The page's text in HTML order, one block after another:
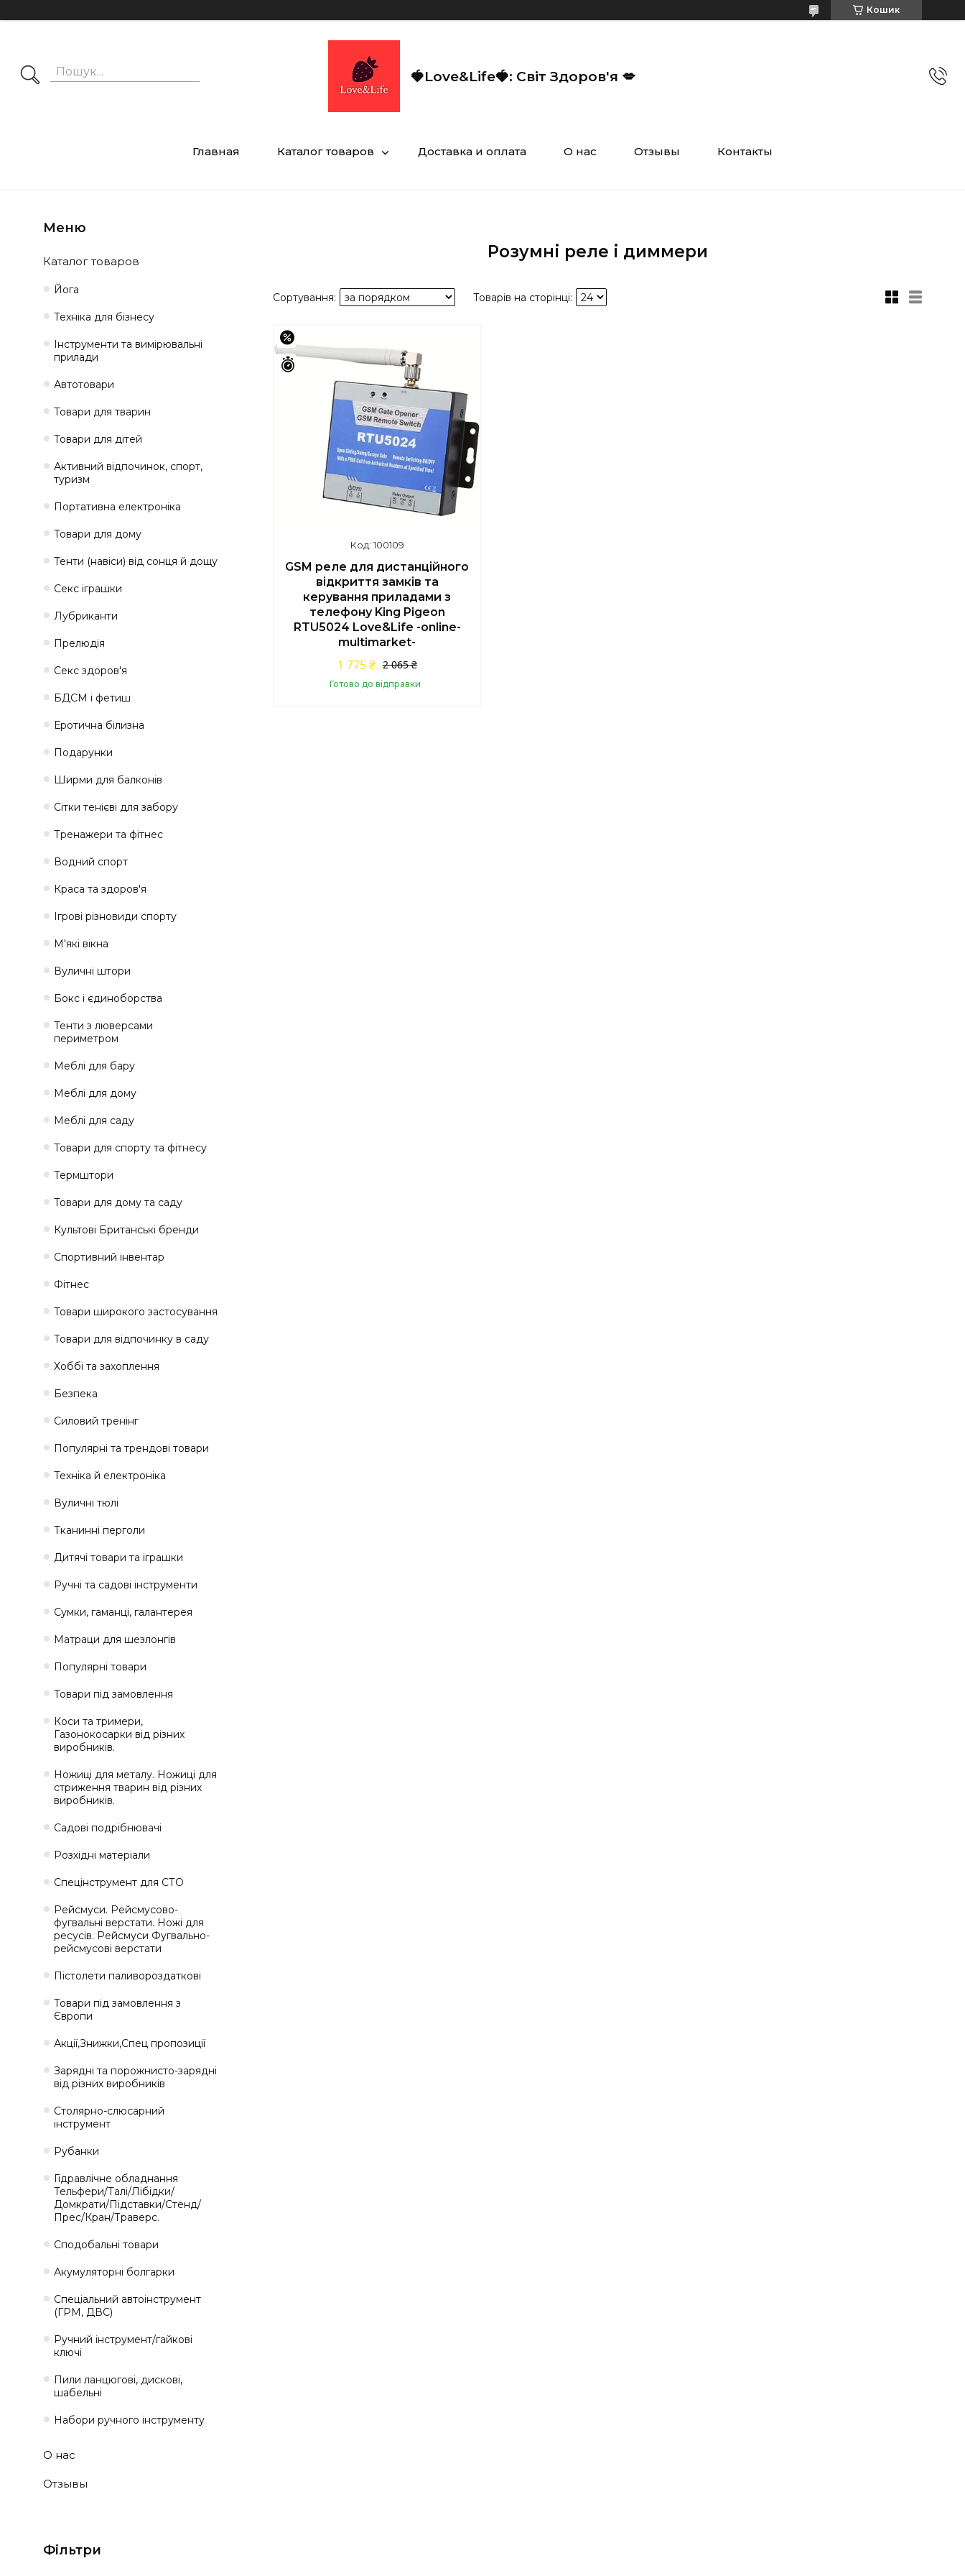
Кошик
🍓Love&Life🍓: Світ Здоров'я 💋
Главная Каталог товаров Доставка и оплата О нас Отзывы Контакты
Розумні реле і диммери
Залишилось 46 днів
100109
GSM реле для дистанційного
відкриття замків та
керування приладами з
телефону King Pigeon
RTU5024 Love&Life -online-
multimarket-
2 065 ₴
1 775 ₴
Готово до відправки
Каталог товаров
Йога
Техніка для бізнесу
Інструменти та вимірювальні
прилади
Автотовари
Товари для тварин
Товари для дітей
Активний відпочинок, спорт,
туризм
Портативна електроніка
Товари для дому
Тенти (навіси) від сонця й дощу
Секс іграшки
Лубриканти
Прелюдія
Секс здоров'я
БДСМ і фетиш
Еротична білизна
Подарунки
Ширми для балконів
Сітки тенієві для забору
Тренажери та фітнес
Водний спорт
Краса та здоров'я
Ігрові різновиди спорту
М'які вікна
Вуличні штори
Бокс і єдиноборства
Тенти з люверсами
периметром
Меблі для бару
Меблі для дому
Меблі для саду
Товари для спорту та фітнесу
Термштори
Товари для дому та саду
Культові Британські бренди
Спортивний інвентар
Фітнес
Товари широкого застосування
Товари для відпочинку в саду
Хоббі та захоплення
Безпека
Силовий тренінг
Популярні та трендові товари
Техніка й електроніка
Вуличні тюлі
Тканинні перголи
Дитячі товари та іграшки
Ручні та садові інструменти
Сумки, гаманці, галантерея
Матраци для шезлонгів
Популярні товари
Товари під замовлення
Коси та тримери,
Газонокосарки від різних
виробників.
Ножиці для металу. Ножиці для
стриження тварин від різних
виробників.
Садові подрібнювачі
Розхідні матеріали
Спецінструмент для СТО
Рейсмуси. Рейсмусово-
фугвальні верстати. Ножі для
ресусів. Рейсмуси Фугвально-
рейсмусові верстати
Пістолети паливороздаткові
Товари під замовлення з
Європи
Акції,Знижки,Спец пропозиції
Зарядні та порожнисто-зарядні
від різних виробників
Столярно-слюсарний
інструмент
Рубанки
Гідравлічне обладнання
Тельфери/Талі/Лібідки/
Домкрати/Підставки/Стенд/
Прес/Кран/Траверс.
Сподобальні товари
Акумуляторні болгарки
Спеціальний автоінструмент
(ГРМ, ДВС)
Ручний інструмент/гайкові
ключі
Пили ланцюгові, дискові,
шабельні
Набори ручного інструменту
О нас
Отзывы
Фільтри